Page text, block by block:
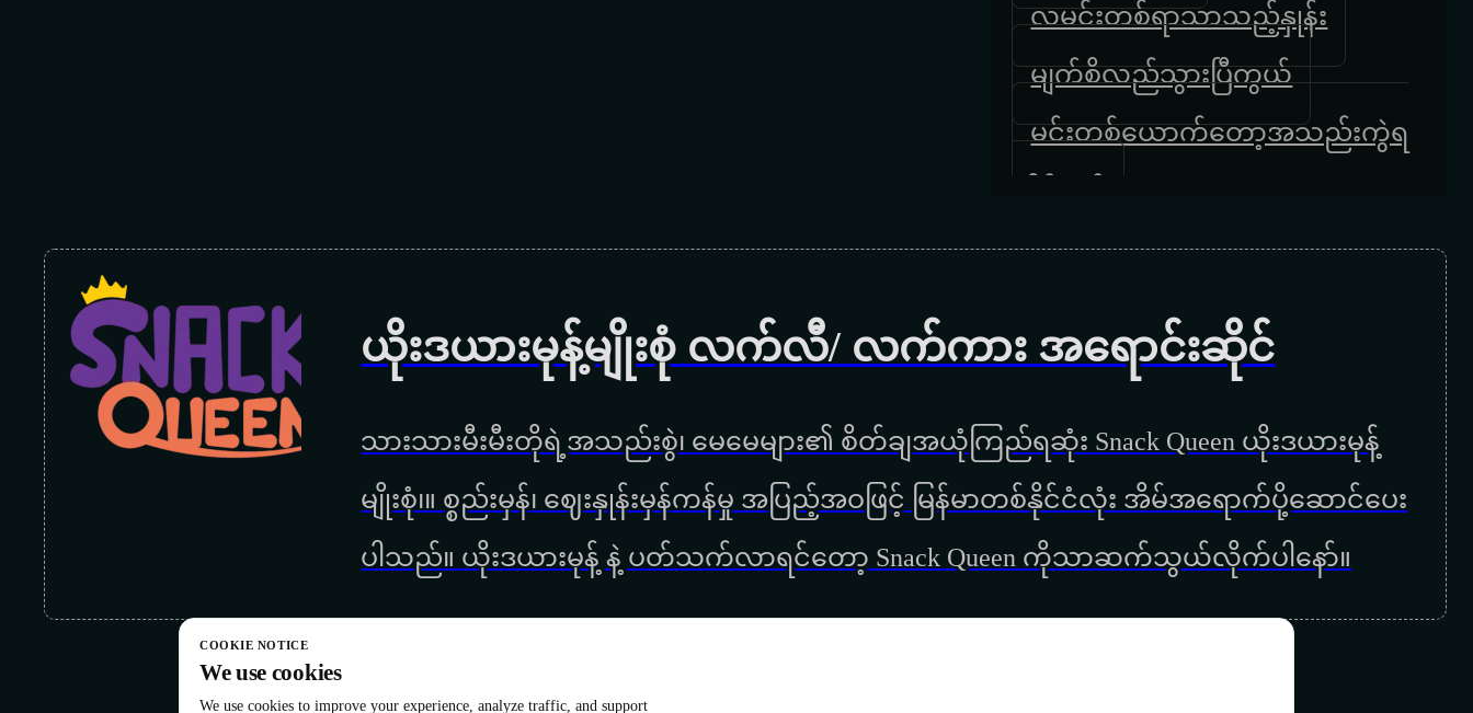
လမင်းတစ်ရာသာသည့်နှုန်း
မျက်စိလည်သွားပြီကွယ်
မင်းတစ်ယောက်တော့အသည်းကွဲရ
ပန်လှည့်တော့ချစ်ဦးငယ်
နားရွက်ဆွဲ၍ထိုင်ထလုပ်ပြပါ
တစ်နေ့တော့ဖြစ်လာမှာပါ
ညမွှေးပန်း
ဆူးခင်းလမ်း
ယိုးဒယားမုန့်မျိုးစုံ လက်လီ/ လက်ကား အရောင်းဆိုင်
သားသားမီးမီးတိုရဲ့အသည်းစွဲ၊ မေမေများ၏ စိတ်ချအယုံကြည်ရဆုံး Snack Queen ယိုးဒယားမုန့်
မျိုးစုံ၊။ စ္စည်းမှန်၊ ‌ဈေးနှုန်းမှန်ကန်မှု အပြည့်အဝဖြင့် မြန်မာတစ်နိုင်ငံလုံး အိမ်အရောက်ပို့ဆောင်ပေး
ပါသည်။ ယိုးဒယားမုန့် နဲ့ ပတ်သက်လာရင်တော့ Snack Queen ကိုသာဆက်သွယ်လိုက်ပါနော်။
COOKIE NOTICE
We use cookies
We use cookies to improve your experience, analyze traffic, and support